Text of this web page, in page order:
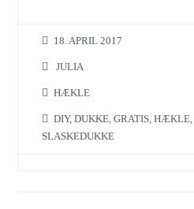
18. APRIL 2017
JULIA
HÆKLE
DIY,DUKKE ,GRATIS ,HÆKLE
SLASKEDUKKE